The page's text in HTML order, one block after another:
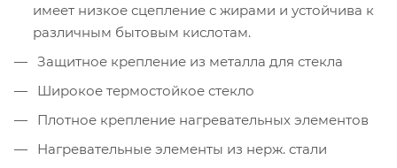
имеет низкое сцепление с жирами и устойчива к
различным бытовым кислотам.
Защитное крепление из металла для стекла
Широкое термостойкое стекло
Плотное крепление нагревательных элементов
Нагревательные элементы из нерж. стали